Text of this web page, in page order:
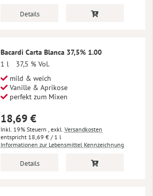
Details
Bacardi Carta Blanca 37,5% 1.00
1 l
37,5 % Vol.
mild & weich
Vanille & Aprikose
perfekt zum Mixen
18,69 €
Inkl. 19% Steuern , exkl. Versandkosten
18,69 € / 1 l
Informationen zur Lebensmittel Kennzeichnung
Details